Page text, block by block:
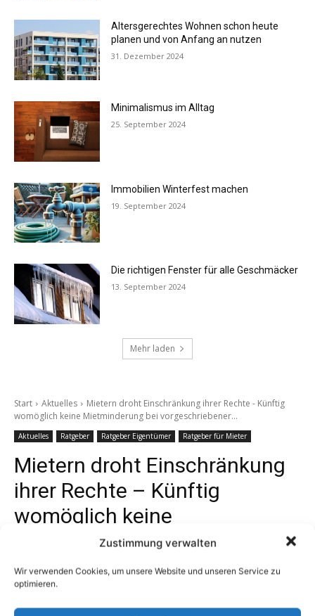
Zustimmung verwalten
Wir verwenden Cookies, um unsere Website und unseren Service zu
optimieren.
Altersgerechtes Wohnen schon heute
planen und von Anfang an nutzen
31. Dezember 2024
Minimalismus im Alltag
25. September 2024
Immobilien Winterfest machen
19. September 2024
Die richtigen Fenster für alle Geschmäcker
13. September 2024
Mehr laden